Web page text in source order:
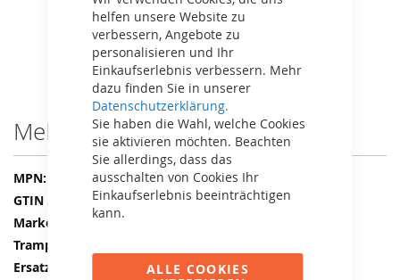
helfen unsere Website zu
verbessern, Angebote zu
personalisieren und Ihr
Einkaufserlebnis verbessern. Mehr
dazu finden Sie in unserer
Datenschutzerklärung.
Sie haben die Wahl, welche Cookies
sie aktivieren möchten. Beachten
Sie allerdings, dass das
ausschalten von Cookies Ihr
Einkaufserlebnis beeinträchtigen
kann.
ALLE COOKIES
Gummizüge, Sprungtuch oder Rahmen.
Mehr Informationen
Mehr
Informationen
51.30.12.26
8715839065213
BERG
BERG Favorit